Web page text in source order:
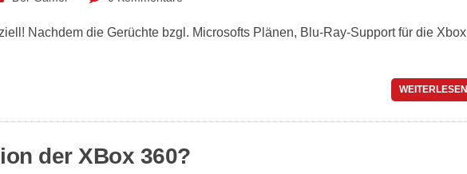
Nachdem die Gerüchte bzgl. Microsofts Plänen, Blu-Ray-Support für die Xbox
WEITERLESEN
der XBox 360?